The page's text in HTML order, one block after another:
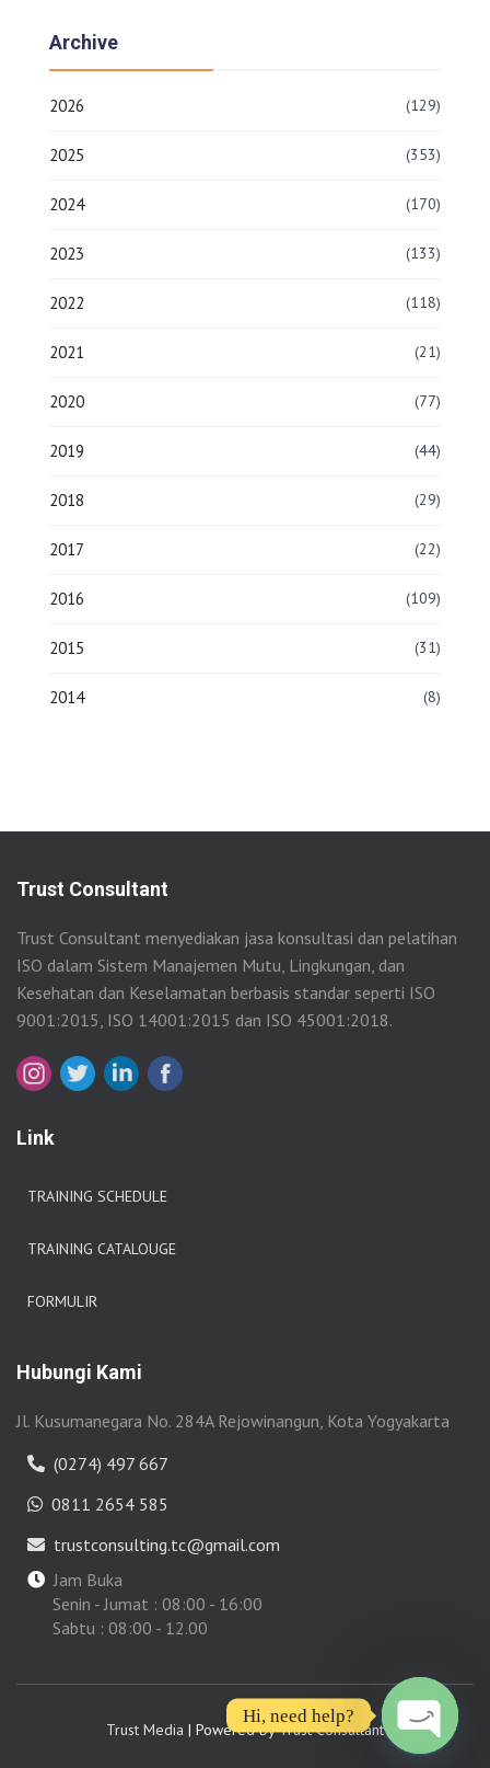
Archive
2026 (129)
2025 (353)
2024 (170)
2023 (133)
2022 (118)
2021 (21)
2020 (77)
2019 (44)
2018 (29)
2017 (22)
2016 (109)
2015 (31)
2014 (8)
Trust Consultant
Trust Consultant menyediakan jasa konsultasi dan pelatihan
ISO dalam Sistem Manajemen Mutu, Lingkungan, dan
Kesehatan dan Keselamatan berbasis standar seperti ISO
9001:2015, ISO 14001:2015 dan ISO 45001:2018.
Link
TRAINING SCHEDULE
TRAINING CATALOUGE
FORMULIR
Hubungi Kami
Jl. Kusumanegara No. 284A Rejowinangun, Kota Yogyakarta
(0274) 497 667
0811 2654 585
trustconsulting.tc@gmail.com
Jam Buka
Senin - Jumat : 08:00 - 16:00
Sabtu : 08:00 - 12.00
Trust Media | Powered byTrust Consultant
Hi, need help?